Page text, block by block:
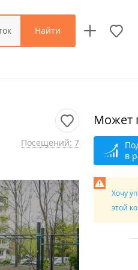
Найти
Посещений: 7
Может
в
Хочу
этой